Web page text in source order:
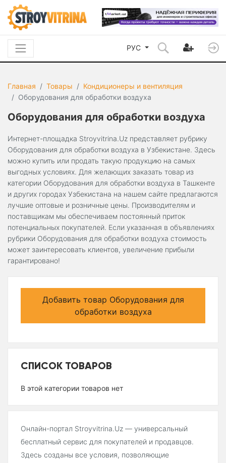
РУС
Главная Товары
Кондиционеры и вентиляция
Оборудования для обработки воздуха
Оборудования для обработки воздуха
Интернет-площадка Stroyvitrina.Uz представляет рубрику
Оборудования для обработки воздуха в Узбекистане. Здесь
можно купить или продать такую продукцию на самых
выгодных условиях. Для желающих заказать товар из
категории Оборудования для обработки воздуха в Ташкенте
и других городах Узбекистана на нашем сайте предлагаются
лучшие оптовые и розничные цены. Производителям и
поставщикам мы обеспечиваем постоянный приток
потенциальных покупателей. Если указанная в объявлениях
рубрики Оборудования для обработки воздуха стоимость
может заинтересовать клиентов, увеличение прибыли
гарантировано!
Добавить товар Оборудования для
обработки воздуха
СПИСОК ТОВАРОВ
В этой категории товаров нет
Онлайн-портал Stroyvitrina.Uz — универсальный
бесплатный сервис для покупателей и продавцов.
Здесь созданы все условия, позволяющие